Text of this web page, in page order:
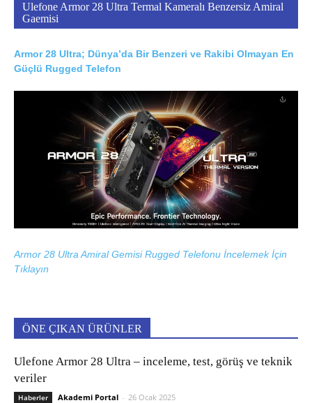
Ulefone Armor 28 Ultra Termal Kameralı Benzersiz Amiral
Gaemisi
Armor 28 Ultra; Dünya’da Bir Benzeri ve Rakibi Olmayan En
Güçlü Rugged Telefon
Armor 28 Ultra Amiral Gemisi Rugged Telefonu İncelemek İçin
Tıklayın
ÖNE ÇIKAN ÜRÜNLER
Ulefone Armor 28 Ultra – inceleme, test, görüş ve teknik
veriler
Haberler Akademi Portal - 26 Ocak 2025